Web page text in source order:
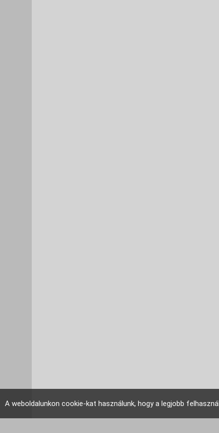
A weboldalunkon cookie-kat használunk, hogy a legjobb